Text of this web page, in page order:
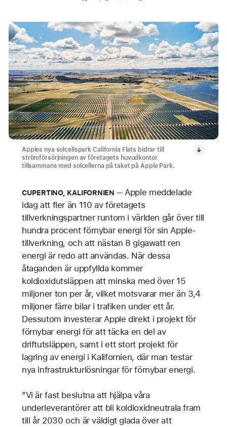
Apples nya solcellspark California Flats bidrar till
strömförsörjningen av företagets huvudkontor
tillsammans med solcellerna på taket på Apple Park.
CUPERTINO, KALIFORNIEN
Apple meddelade
idag att fler än 110 av företagets
tillverkningspartner runtom i världen går över till
hundra procent förnybar energi för sin Apple-
tillverkning, och att nästan 8 gigawatt ren
energi är redo att användas. När dessa
åtaganden är uppfyllda kommer
koldioxidutsläppen att minska med över 15
miljoner ton per år, vilket motsvarar mer än 3,4
miljoner färre bilar i trafiken under ett år.
Dessutom investerar Apple direkt i projekt för
förnybar energi för att täcka en del av
driftutsläppen, samt i ett stort projekt för
lagring av energi i Kalifornien, där man testar
nya infrastrukturlösningar för förnybar energi.
”Vi är fast beslutna att hjälpa våra
underleverantörer att bli koldioxidneutrala fram
till år 2030 och är väldigt glada över att